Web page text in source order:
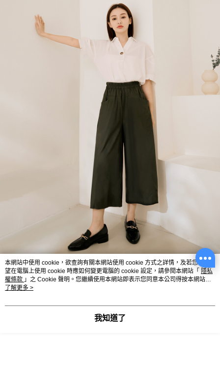
本網站中使用 cookie，欲查詢有關本網站使用 cookie 方式之詳情，及若您不希
望在電腦上使用 cookie 時應如何變更電腦的 cookie 設定，請參閱本網站「 隱私
權條款 」之 Cookie 聲明。您繼續使用本網站即表示您同意本公司得按本網站使
用條款之 Cookie 聲明使用 cookie。
了解更多 >
我知道了